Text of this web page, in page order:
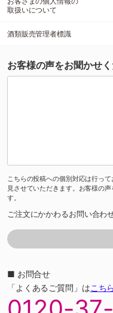
取扱いについて
酒類販売管理者標識
お客様の声をお聞かせ
こちらの投稿への個別対応は行っ
見させていただきます。お客様の
す。
ご注文にかかわるお問い合わ
■ お問合せ
「よくあるご質問」はこち